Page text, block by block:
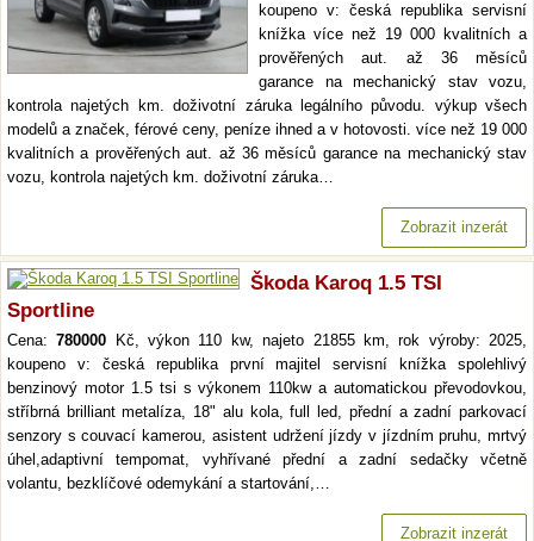
koupeno v: česká republika servisní
knížka více než 19 000 kvalitních a
prověřených aut. až 36 měsíců
garance na mechanický stav vozu,
kontrola najetých km. doživotní záruka legálního původu. výkup všech
modelů a značek, férové ceny, peníze ihned a v hotovosti. více než 19 000
kvalitních a prověřených aut. až 36 měsíců garance na mechanický stav
vozu, kontrola najetých km. doživotní záruka…
Zobrazit inzerát
Škoda Karoq 1.5 TSI
Sportline
Cena:780000 Kč, výkon 110 kw, najeto 21855 km, rok výroby: 2025,
koupeno v: česká republika první majitel servisní knížka spolehlivý
benzinový motor 1.5 tsi s výkonem 110kw a automatickou převodovkou,
stříbrná brilliant metalíza, 18" alu kola, full led, přední a zadní parkovací
senzory s couvací kamerou, asistent udržení jízdy v jízdním pruhu, mrtvý
úhel,adaptivní tempomat, vyhřívané přední a zadní sedačky včetně
volantu, bezklíčové odemykání a startování,…
Zobrazit inzerát